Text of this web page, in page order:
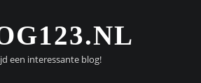
een interessante blog!